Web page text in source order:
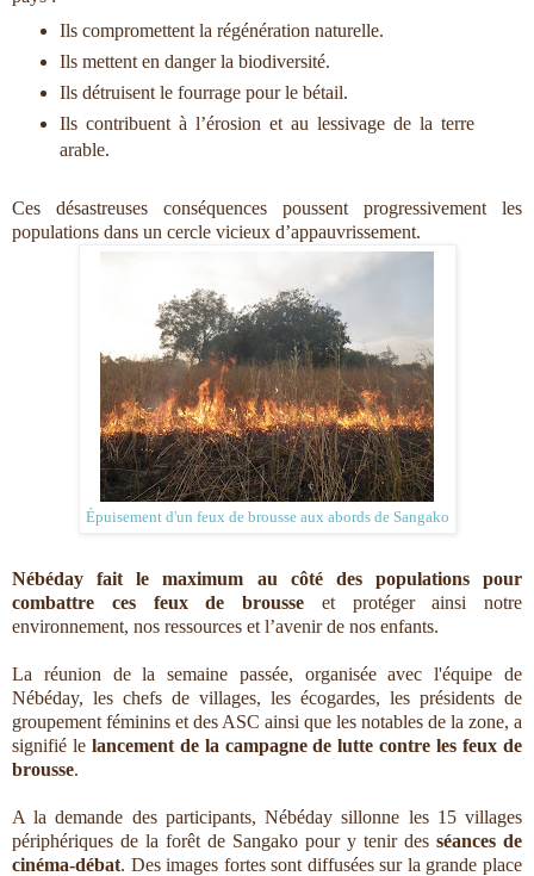
Ils compromettent la régénération naturelle.
Ils mettent en danger la biodiversité.
Ils détruisent le fourrage pour le bétail.
Ils contribuent à l’érosion et au lessivage de la terre
arable.
Ces désastreuses conséquences poussent progressivement les
populations dans un cercle vicieux d’appauvrissement.
Épuisement d'un feux de brousse aux abords de Sangako
Nébéday fait le maximum au côté des populations pour
combattre ces feux de brousse et protéger ainsi notre
environnement, nos ressources et l’avenir de nos enfants.
La réunion de la semaine passée, organisée avec l'équipe de
Nébéday, les chefs de villages, les écogardes, les présidents de
groupement féminins et des ASC ainsi que les notables de la zone, a
signifié le lancement de la campagne de lutte contre les feux de
brousse.
A la demande des participants, Nébéday sillonne les 15 villages
périphériques de la forêt de Sangako pour y tenir des séances de
cinéma-débat. Des images fortes sont diffusées sur la grande place